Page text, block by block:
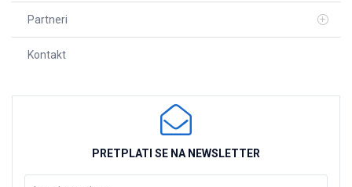
Partneri
Kontakt
PRETPLATI SE NA NEWSLETTER